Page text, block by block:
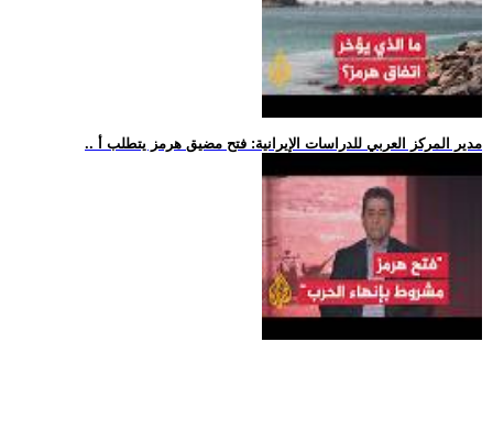
.. مدير المركز العربي للدراسات الإيرانية: فتح مضيق هرمز يتطلب أ